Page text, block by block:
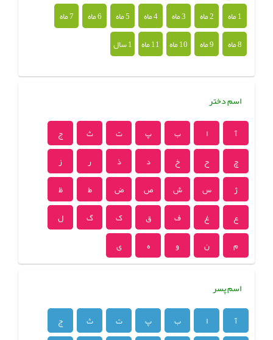
1 ماه 2 ماه 3 ماه 4 ماه 5 ماه 6 ماه
7 ماه
8 ماه
9 ماه 10 ماه 11 ماه 1 سال
اسم دختر
آ ا ب پ ت ث
ج
چ
ح خ د ذ ر
ز
ژ
س ش ص ض ط
ظ
ع
غ ف ق ک گ
ل
م
ن و ه ی
اسم پسر
آ ا ب پ ت ث
ج